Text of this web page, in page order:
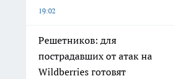
19:02
Решетников: для
пострадавших от атак на
Wildberries готовят